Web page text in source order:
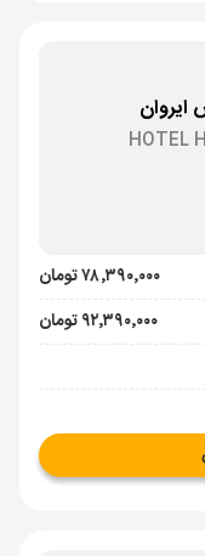
HOTEL
۷۸٬۳۹۰٬۰۰۰ تومان
۹۲٬۳۹۰٬۰۰۰ تومان